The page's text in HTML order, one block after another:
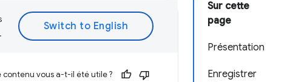
Sur cette
page
Présentation
Enregistrer
contenu vous a-t-il été utile ?